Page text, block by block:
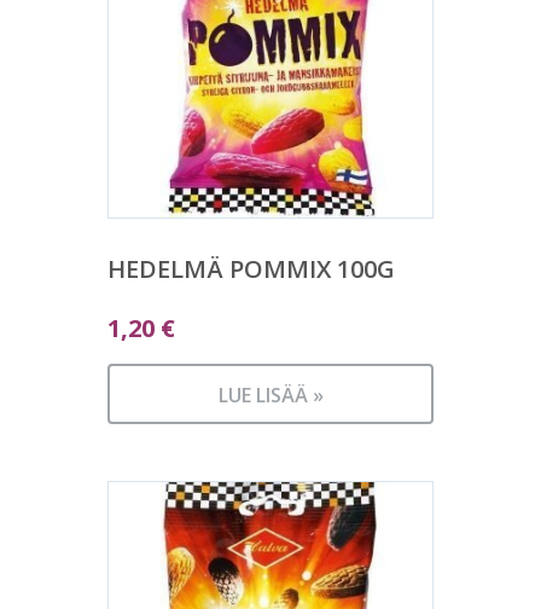
HEDELMÄ POMMIX 100G
1,20 €
LUE LISÄÄ »